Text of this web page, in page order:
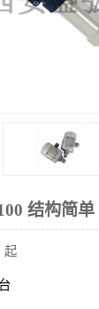
结构简单
起